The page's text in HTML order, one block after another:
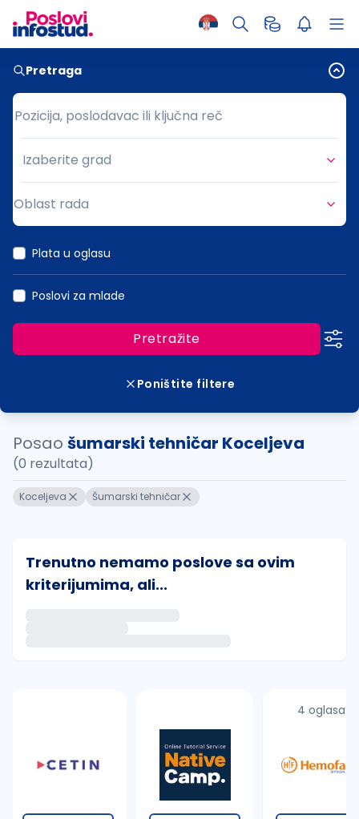
Pretraga
Pozicija, poslodavac ili ključna reč
Pozicija, poslodavac ili ključna reč
Grad
Izaberite grad
Oblast rada
Plata u oglasu
Poslovi za mlade
Pretražite
Poništite filtere
Posao šumarski tehničar Koceljeva
(0 rezultata)
Koceljeva Šumarski tehničar
Trenutno nemamo poslove sa ovim
kriterijumima, ali...
proverite pravopisne greške (koristite č, ć, š, đ,
povećajte radijus za odabrani grad
4 oglasa